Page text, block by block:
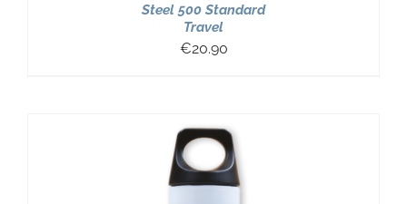
Steel 500 Standard
Travel
€20.90